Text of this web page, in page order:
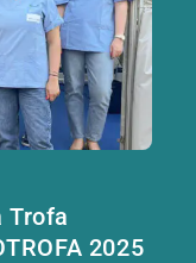
Trofa
2025